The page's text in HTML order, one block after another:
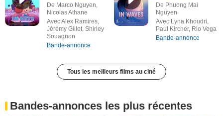
De Marco Nguyen,
Nicolas Athane
Avec Alex Ramires,
Jérémy Gillet, Shirley
Souagnon
Bande-annonce
De Phuong Mai
Nguyen
Avec Lyna Khoudri,
Paul Kircher, Rio Vega
Bande-annonce
Tous les meilleurs films au ciné
Bandes-annonces les plus récentes